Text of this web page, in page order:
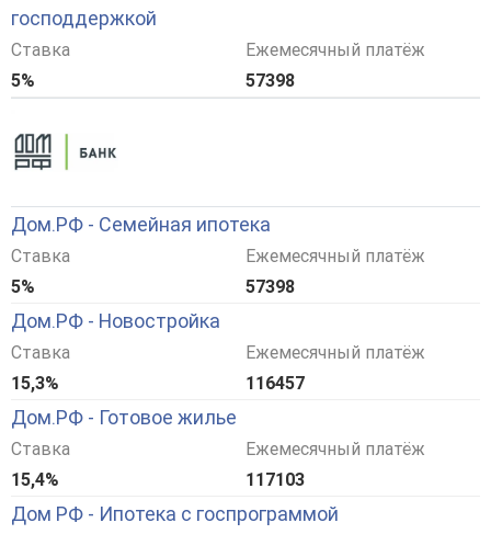
господдержкой
Ставка
5%
Ежемесячный платёж
57398
Дом.РФ - Семейная ипотека
Ставка
5%
Ежемесячный платёж
57398
Дом.РФ - Новостройка
Ставка
15,3%
Ежемесячный платёж
116457
Дом.РФ - Готовое жилье
Ставка
15,4%
Ежемесячный платёж
117103
Дом РФ - Ипотека с госпрограммой